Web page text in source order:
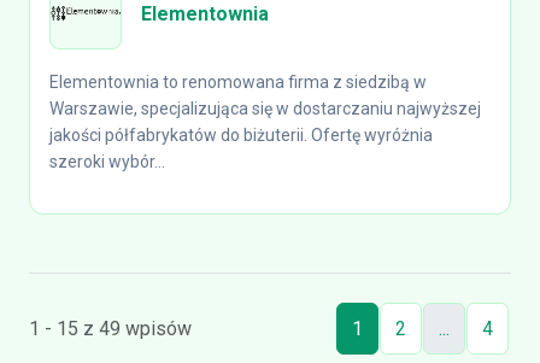
Elementownia
Elementownia to renomowana firma z siedzibą w
Warszawie, specjalizująca się w dostarczaniu najwyższej
jakości półfabrykatów do biżuterii. Ofertę wyróżnia
szeroki wybór...
1 - 15 z 49 wpisów 1 2 ... 4